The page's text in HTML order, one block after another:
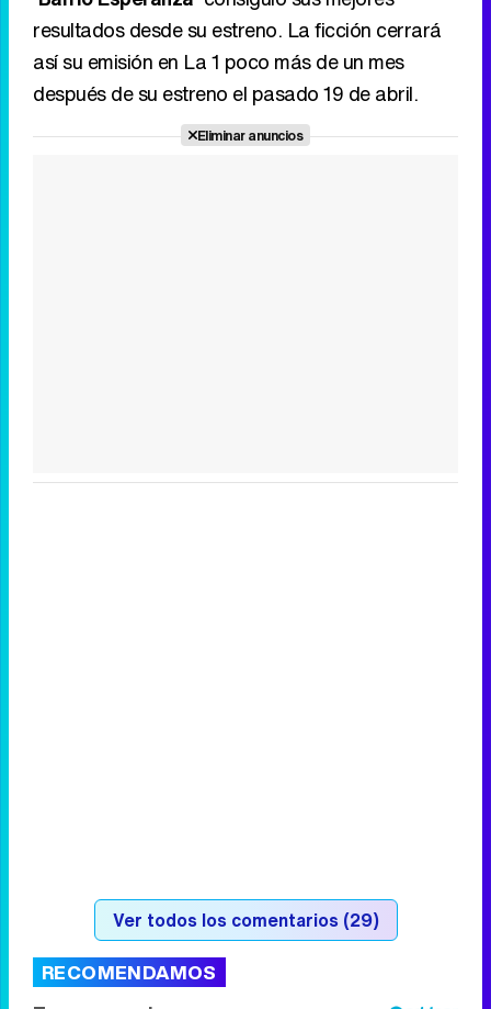
resultados desde su estreno. La ficción cerrará
así su emisión en La 1 poco más de un mes
después de su estreno el pasado 19 de abril.
Eliminar anuncios
Ver todos los comentarios (29)
RECOMENDAMOS